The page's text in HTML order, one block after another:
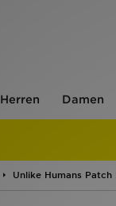
Herren Damen
Unlike Humans